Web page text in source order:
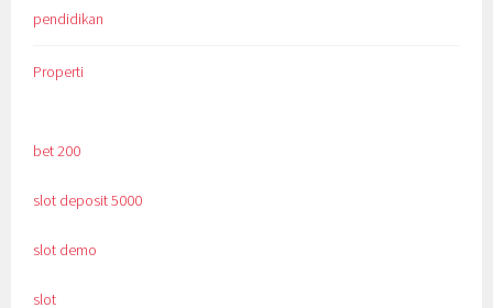
pendidikan
Properti
bet 200
slot deposit 5000
slot demo
slot